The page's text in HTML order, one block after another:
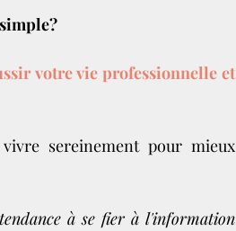
votre vie professionnelle et
sereinement pour mieux
à se fier à l'information